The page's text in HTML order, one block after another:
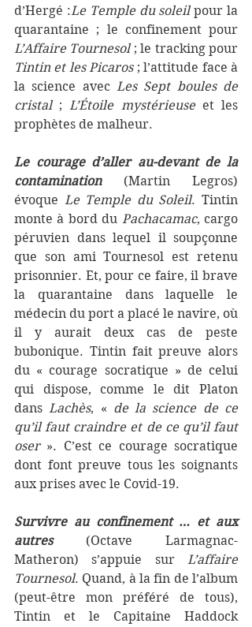
d’Hergé :Le Temple du soleil pour la
L’Affaire Tournesol
Tintin et les Picaros ; l’attitude face à
la science avec Les Sept boules de
cristal ; L’Étoile mystérieuse et les
prophètes de malheur.
Le courage d’aller au-devant de la
contamination (Martin Legros)
évoque Le Temple du Soleil. Tintin
monte à bord du Pachacamac, cargo
péruvien dans lequel il soupçonne
que son ami Tournesol est retenu
prisonnier. Et, pour ce faire, il brave
la quarantaine dans laquelle le
médecin du port a placé le navire, où
il y aurait deux cas de peste
bubonique. Tintin fait preuve alors
du « courage socratique » de celui
qui dispose, comme le dit Platon
dans Lachès, « de la science de ce
qu’il faut craindre et de ce qu’il faut
oser ». C’est ce courage socratique
dont font preuve tous les soignants
aux prises avec le Covid-19.
Survivre au confinement … et aux
autres
(Octave Larmagnac-
Matheron) s’appuie sur L’affaire
Tournesol. Quand, à la fin de l’album
(peut-être mon préféré de tous),
Tintin et le Capitaine Haddock